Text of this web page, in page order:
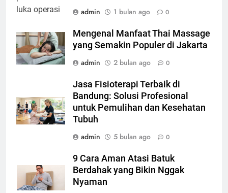
admin
1 bulan ago 0
Mengenal Manfaat Thai Massage
yang Semakin Populer di Jakarta
admin
2 bulan ago 0
Jasa Fisioterapi Terbaik di
Bandung: Solusi Profesional
untuk Pemulihan dan Kesehatan
Tubuh
admin
5 bulan ago 0
9 Cara Aman Atasi Batuk
Berdahak yang Bikin Nggak
Nyaman